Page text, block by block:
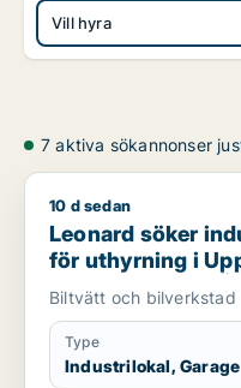
Vill hyra
7 aktiva sökannonser
Leonard söker
10 d sedan
Leonard söker
för uthyrning i
Vallentuna eller
Biltvätt och bilverkstad
Type
Industrilokal, Garage